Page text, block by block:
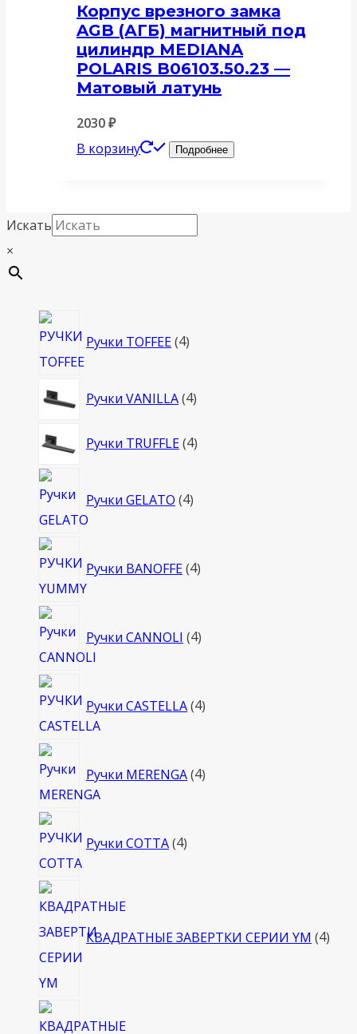
Корпус врезного замка
AGB (АГБ) магнитный под
цилиндр MEDIANA
POLARIS B06103.50.23 —
Матовый латунь
2030₽
В корзину
Подробнее
Искать
×
Ручки TOFFEE 4товара
Ручки VANILLA 44
Ручки TRUFFLE 44
Ручки GELATO 4товара
Ручки BANOFFE 4товара
Ручки CANNOLI 4товара
Ручки CASTELLA 4товара
Ручки MERENGA 4товара
Ручки COTTA 4товара
КВАДРАТНЫЕ ЗАВЕРТКИ СЕРИИ YM 4